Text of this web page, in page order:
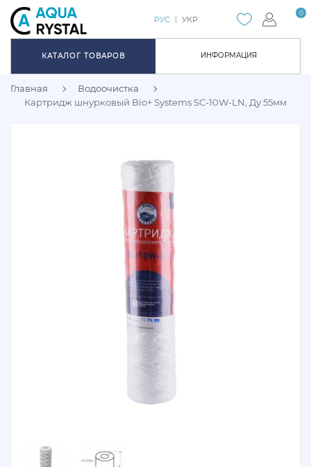
ИНФОРМАЦИЯ
0
РУС УКР
КАТАЛОГ ТОВАРОВ
Главная
Водоочистка
Картридж шнурковый Bio+ Systems SC-10W-LN, Ду 55мм